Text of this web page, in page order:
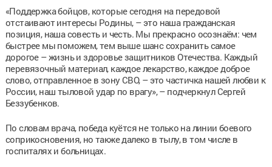
«Поддержка бойцов, которые сегодня на передовой
отстаивают интересы Родины, – это наша гражданская
позиция, наша совесть и честь. Мы прекрасно осознаём: чем
быстрее мы поможем, тем выше шанс сохранить самое
дорогое – жизнь и здоровье защитников Отечества. Каждый
перевязочный материал, каждое лекарство, каждое доброе
слово, отправленное в зону СВО, – это частичка нашей любви к
России, наш тыловой удар по врагу», – подчеркнул Сергей
Беззубенков.
По словам врача, победа куётся не только на линии боевого
соприкосновения, но также далеко в тылу, в том числе в
госпиталях и больницах.